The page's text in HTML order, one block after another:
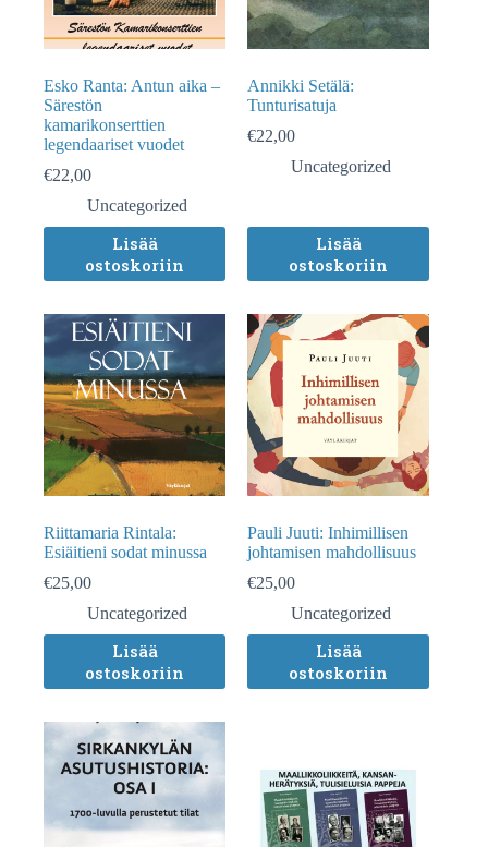
Esko Ranta: Antun aika –
Särestön
kamarikonserttien
legendaariset vuodet
€22,00
Uncategorized
Lisää
ostoskoriin
Annikki Setälä:
Tunturisatuja
€22,00
Uncategorized
Lisää
ostoskoriin
Riittamaria Rintala:
Esiäitieni sodat minussa
€25,00
Uncategorized
Lisää
ostoskoriin
Pauli Juuti: Inhimillisen
johtamisen mahdollisuus
€25,00
Uncategorized
Lisää
ostoskoriin